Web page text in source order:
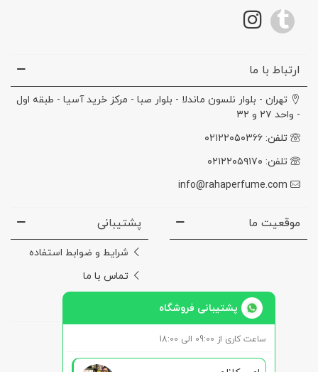
ارتباط با ما
تهران - بلوار نلسون ماندلا - بلوار صبا - مرکز خرید آسیا - طبقه اول
- واحد ۲۷ و ۳۲
تلفن: ۰۲۱۲۲۰۵۰۳۶۶
تلفن: ۰۲۱۲۲۰۵۹۱۷۰
info@rahaperfume.com
موقعیت ما پشتیبانی
شرایط و ضوابط استفاده
تماس با ما
پشتیبانی فروشگاه
ساعت کاری از 09:00 الی 18:00